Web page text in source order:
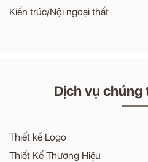
Kiến trúc/Nội ngoại thất
Dịch vụ chúng
Thiết kế Logo
Thiết Kế Thương Hiệu